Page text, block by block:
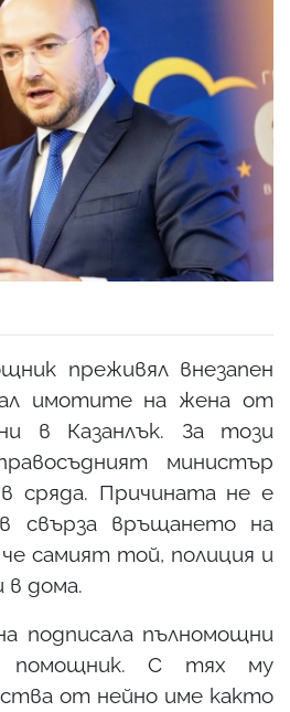
преживял внезапен
имотите на жена от
в Казанлък. За този
министър
сряда. Причината не е
свърза връщането на
самият той, полиция и
в дома.
подписала пълномощни
помощник. С тях му
от нейно име както